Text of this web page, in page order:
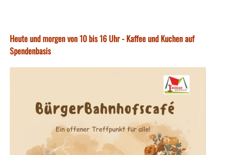
Heute und morgen von 10 bis 16 Uhr - Kaffee und Kuchen auf
Spendenbasis